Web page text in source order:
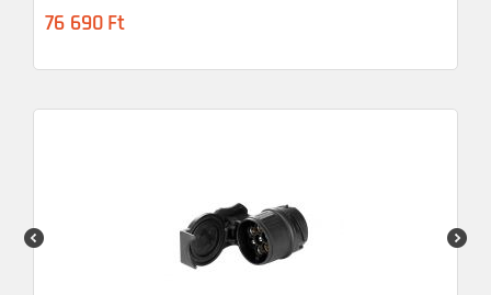
76 690 Ft